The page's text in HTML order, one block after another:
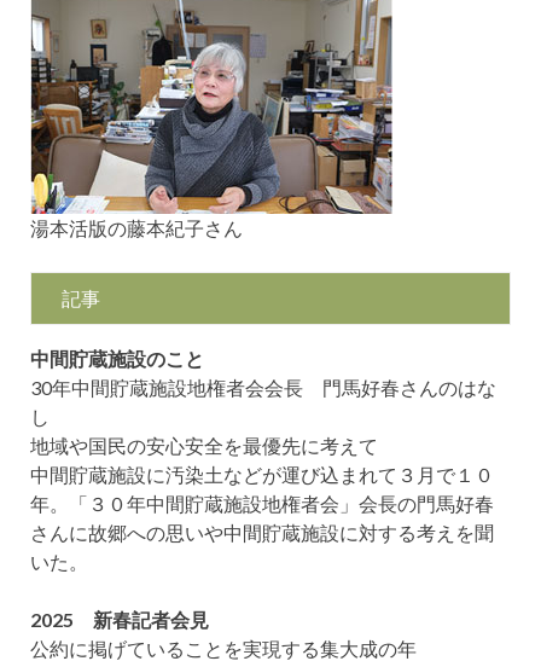
湯本活版の藤本紀子さん
記事
中間貯蔵施設のこと
30年中間貯蔵施設地権者会会長 門馬好春さんのはな
し
地域や国民の安心安全を最優先に考えて
中間貯蔵施設に汚染土などが運び込まれて３月で１０
年。「３０年中間貯蔵施設地権者会」会長の門馬好春
さんに故郷への思いや中間貯蔵施設に対する考えを聞
いた。
2025 新春記者会見
公約に掲げていることを実現する集大成の年